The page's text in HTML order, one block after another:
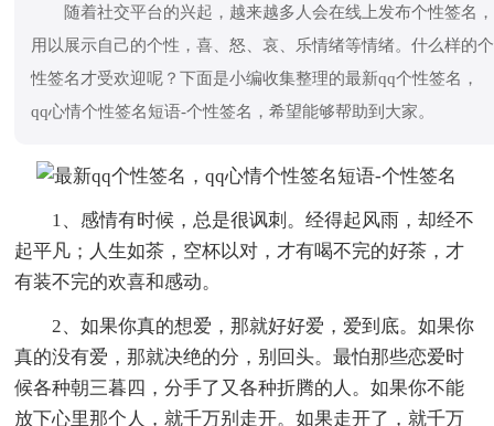
随着社交平台的兴起，越来越多人会在线上发布个性签名，
用以展示自己的个性，喜、怒、哀、乐情绪等情绪。什么样的个
性签名才受欢迎呢？下面是小编收集整理的最新qq个性签名，
qq心情个性签名短语-个性签名，希望能够帮助到大家。
1、感情有时候，总是很讽刺。经得起风雨，却经不
起平凡；人生如茶，空杯以对，才有喝不完的好茶，才
有装不完的欢喜和感动。
2、如果你真的想爱，那就好好爱，爱到底。如果你
真的没有爱，那就决绝的分，别回头。最怕那些恋爱时
候各种朝三暮四，分手了又各种折腾的人。如果你不能
放下心里那个人，就千万别走开。如果走开了，就千万